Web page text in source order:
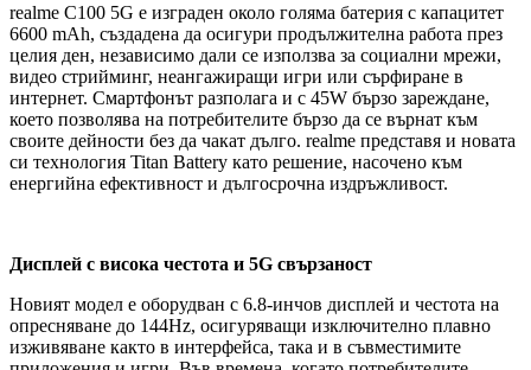
realme C100 5G е изграден около голяма батерия с капацитет
6600 mAh, създадена да осигури продължителна работа през
целия ден, независимо дали се използва за социални мрежи,
видео стрийминг, неангажиращи игри или сърфиране в
интернет. Смартфонът разполага и с 45W бързо зареждане,
което позволява на потребителите бързо да се върнат към
своите дейности без да чакат дълго. realme представя и новата
си технология Titan Battery като решение, насочено към
енергийна ефективност и дългосрочна издръжливост.
Дисплей с висока честота и 5G свързаност
Новият модел е оборудван с 6.8-инчов дисплей и честота на
опресняване до 144Hz, осигуряващи изключително плавно
изживяване както в интерфейса, така и в съвместимите